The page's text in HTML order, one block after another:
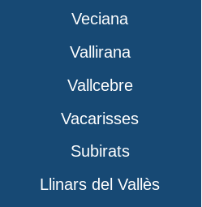
Veciana
Vallirana
Vallcebre
Vacarisses
Subirats
Llinars del Vallès